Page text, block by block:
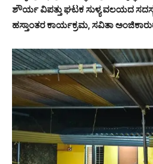
ಶೌರ್ಯ ವಿಪತ್ತು ಘಟಕ ಸುಳ್ಯ ವಲಯದ
ಹಸ್ತಾಂತರ ಕಾರ್ಯಕ್ರಮ, ಸವಿತಾ